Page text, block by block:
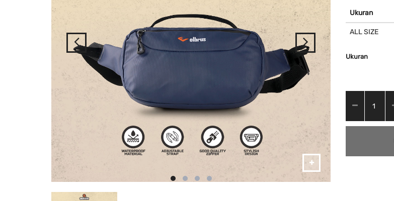
Ukuran
ALL SIZE
Ukuran